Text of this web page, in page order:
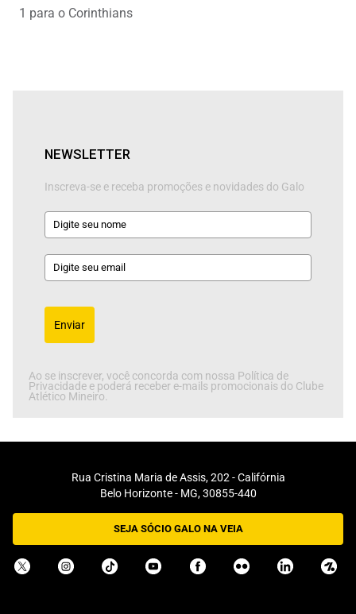
1 para o Corinthians
NEWSLETTER
Inscreva-se e receba promoções e novidades do Galo
Enviar
Ao se inscrever, você concorda com nossa Política de
Privacidade e poderá receber e-mails promocionais do Clube
Atlético Mineiro.
Rua Cristina Maria de Assis, 202 - Califórnia
Belo Horizonte - MG, 30855-440
SEJA SÓCIO GALO NA VEIA